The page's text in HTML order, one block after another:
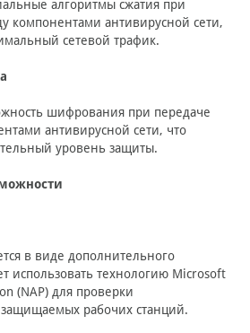
алгоритмы сжатия при
компонентами антивирусной сети,
сетевой трафик.
шифрования при передаче
антивирусной сети, что
уровень защиты.
в виде дополнительного
использовать технологию Microsoft
(NAP) для проверки
рабочих станций.